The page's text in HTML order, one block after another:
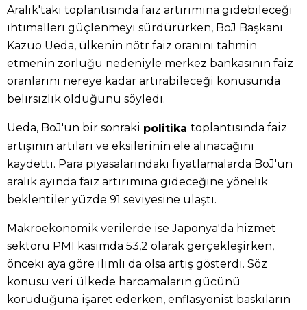
Aralık'taki toplantısında faiz artırımına gidebileceği
ihtimalleri güçlenmeyi sürdürürken, BoJ Başkanı
Kazuo Ueda, ülkenin nötr faiz oranını tahmin
etmenin zorluğu nedeniyle merkez bankasının faiz
oranlarını nereye kadar artırabileceği konusunda
belirsizlik olduğunu söyledi.
Ueda, BoJ'un bir sonraki politika toplantısında faiz
artışının artıları ve eksilerinin ele alınacağını
kaydetti. Para piyasalarındaki fiyatlamalarda BoJ'un
aralık ayında faiz artırımına gideceğine yönelik
beklentiler yüzde 91 seviyesine ulaştı.
Makroekonomik verilerde ise Japonya'da hizmet
sektörü PMI kasımda 53,2 olarak gerçekleşirken,
önceki aya göre ılımlı da olsa artış gösterdi. Söz
konusu veri ülkede harcamaların gücünü
koruduğuna işaret ederken, enflasyonist baskıların